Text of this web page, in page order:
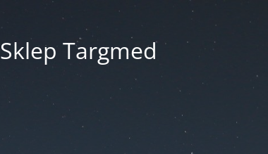
Sklep Targmed